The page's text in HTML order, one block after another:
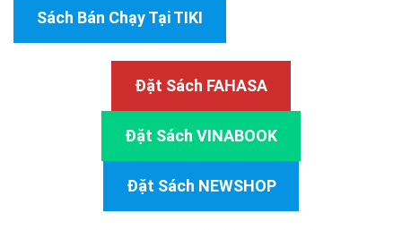
Sách Bán Chạy Tại TIKI
Đặt Sách FAHASA
Đặt Sách VINABOOK
Đặt Sách NEWSHOP